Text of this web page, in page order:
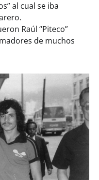
al cual se iba
Raúl “Piteco”
de muchos